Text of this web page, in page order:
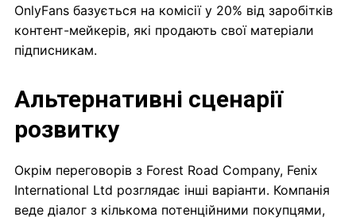
OnlyFans базується на комісії у 20% від заробітків
контент-мейкерів, які продають свої матеріали
підписникам.
Альтернативні сценарії
розвитку
Окрім переговорів з Forest Road Company, Fenix
International Ltd розглядає інші варіанти. Компанія
веде діалог з кількома потенційними покупцями,